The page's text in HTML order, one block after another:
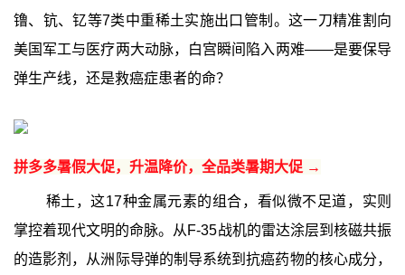
镥、钪、钇等7类中重稀土实施出口管制。这一刀精准割向
美国军工与医疗两大动脉，白宫瞬间陷入两难——是要保导
弹生产线，还是救癌症患者的命？
拼多多暑假大促，升温降价，全品类暑期大促 →
稀土，这17种金属元素的组合，看似微不足道，实则
掌控着现代文明的命脉。从F-35战机的雷达涂层到核磁共振
的造影剂，从洲际导弹的制导系统到抗癌药物的核心成分，